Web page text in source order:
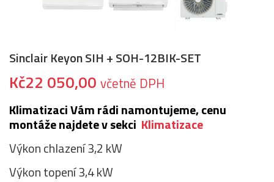
Sinclair Keyon SIH + SOH-12BIK-SET
Kč22 050,00 včetně DPH
Klimatizaci Vám rádi namontujeme, cenu
montáže najdete v sekci Klimatizace
Výkon chlazení 3,2 kW
Výkon topení 3,4 kW